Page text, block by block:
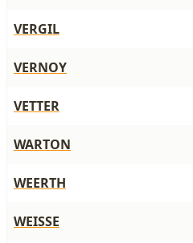
VERGIL
VERNOY
VETTER
WARTON
WEERTH
WEISSE